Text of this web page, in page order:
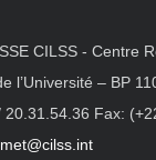
CILSS - Centre
l’Université – BP
Fax: